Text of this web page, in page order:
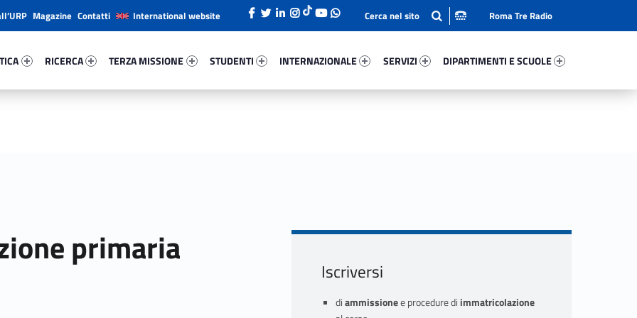
RICERCA
TERZA MISSIONE
STUDENTI
INTERNAZIONALE
SERVIZI
DIPARTIMENTI E SCUOLE
Magazine Contatti International website Roma Tre Radio
primaria
Iscriversi
diammissionee procedure di immatricolazione